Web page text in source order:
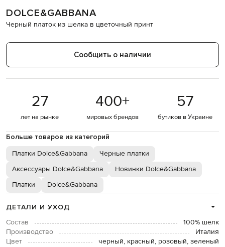
DOLCE&GABBANA
Черный платок из шелка в цветочный принт
Сообщить о наличии
27
лет на рынке
400+
мировых брендов
57
бутиков в Украине
Больше товаров из категорий
Платки Dolce&Gabbana
Черные платки
Аксессуары Dolce&Gabbana
Новинки Dolce&Gabbana
Платки
Dolce&Gabbana
ДЕТАЛИ И УХОД
Состав
100% шелк
Производство
Италия
Цвет
черный, красный, розовый, зеленый